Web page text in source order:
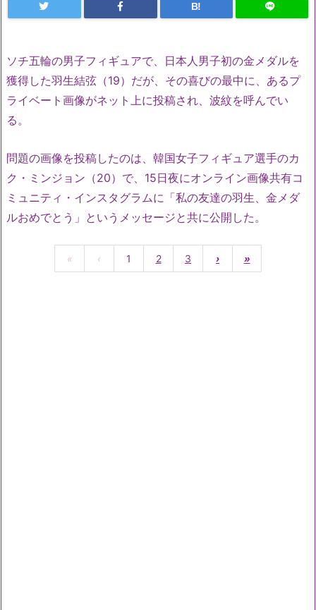
B!
ソチ五輪の男子フィギュアで、日本人男子初の金メダルを
獲得した羽生結弦（19）だが、その喜びの最中に、あるプ
ライベート画像がネット上に投稿され、波紋を呼んでい
る。
問題の画像を投稿したのは、韓国女子フィギュア選手のカ
ク・ミンジョン（20）で、15日夜にオンライン画像共有コ
ミュニティ・インスタグラムに「私の友達の羽生、金メダ
ルおめでとう」というメッセージと共に公開した。
« ‹ 1 2 3 › »